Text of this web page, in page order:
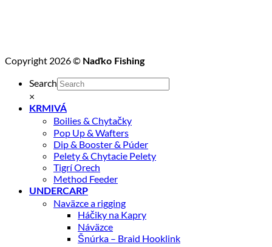
Copyright 2026 © Naďko Fishing
Search
×
KRMIVÁ
Boilies & Chytačky
Pop Up & Wafters
Dip & Booster & Púder
Pelety & Chytacie Pelety
Tigrí Orech
Method Feeder
UNDERCARP
Naväzce a rigging
Háčiky na Kapry
Náväzce
Šnúrka – Braid Hooklink